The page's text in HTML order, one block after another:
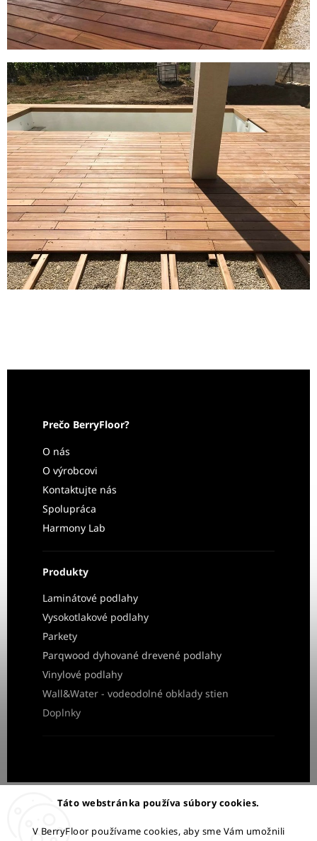
Táto webstránka používa súbory cookies.
V BerryFloor používame cookies, aby sme Vám umožnili
Prečo BerryFloor?
O nás
O výrobcovi
Kontaktujte nás
Spolupráca
Harmony Lab
Produkty
Laminátové podlahy
Vysokotlakové podlahy
Parkety
Parqwood dyhované drevené podlahy
Vinylové podlahy
Wall&Water - vodeodolné obklady stien
Doplnky
Obchodné podmienkyOchrana osobných údajov